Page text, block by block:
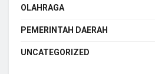
OLAHRAGA
PEMERINTAH DAERAH
UNCATEGORIZED